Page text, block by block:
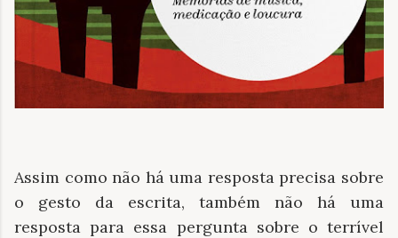
Assim como não há uma resposta precisa sobre
o gesto da escrita, também não há uma
resposta para essa pergunta sobre o terrível